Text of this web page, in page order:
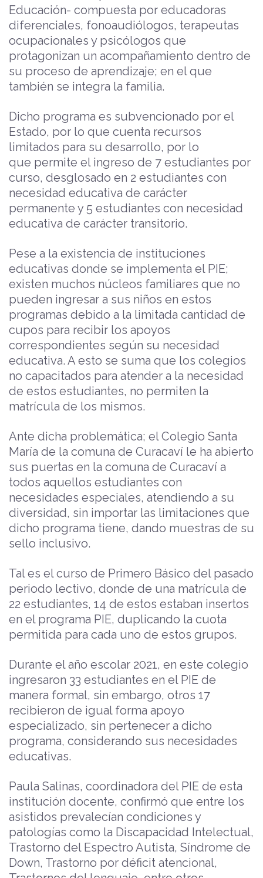
Educación- compuesta por educadoras
diferenciales, fonoaudiólogos, terapeutas
ocupacionales y psicólogos que
protagonizan un acompañamiento dentro de
su proceso de aprendizaje; en el que
también se integra la familia.
Dicho programa es subvencionado por el
Estado, por lo que cuenta recursos
limitados para su desarrollo, por lo
que permite el ingreso de 7 estudiantes por
curso, desglosado en 2 estudiantes con
necesidad educativa de carácter
permanente y 5 estudiantes con necesidad
educativa de carácter transitorio.
Pese a la existencia de instituciones
educativas donde se implementa el PIE;
existen muchos núcleos familiares que no
pueden ingresar a sus niños en estos
programas debido a la limitada cantidad de
cupos para recibir los apoyos
correspondientes según su necesidad
educativa. A esto se suma que los colegios
no capacitados para atender a la necesidad
de estos estudiantes, no permiten la
matrícula de los mismos.
Ante dicha problemática; el Colegio Santa
María de la comuna de Curacaví le ha abierto
sus puertas en la comuna de Curacaví a
todos aquellos estudiantes con
necesidades especiales, atendiendo a su
diversidad, sin importar las limitaciones que
dicho programa tiene, dando muestras de su
sello inclusivo.
Tal es el curso de Primero Básico del pasado
periodo lectivo, donde de una matrícula de
22 estudiantes, 14 de estos estaban insertos
en el programa PIE, duplicando la cuota
permitida para cada uno de estos grupos.
Durante el año escolar 2021, en este colegio
ingresaron 33 estudiantes en el PIE de
manera formal, sin embargo, otros 17
recibieron de igual forma apoyo
especializado, sin pertenecer a dicho
programa, considerando sus necesidades
educativas.
Paula Salinas, coordinadora del PIE de esta
institución docente, confirmó que entre los
asistidos prevalecían condiciones y
patologías como la Discapacidad Intelectual,
Trastorno del Espectro Autista, Síndrome de
Down, Trastorno por déficit atencional,